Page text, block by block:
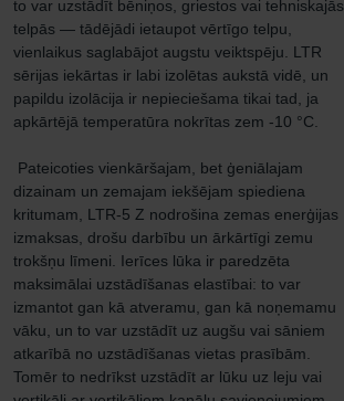
to var uzstādīt bēniņos, griestos vai tehniskajās
telpās — tādējādi ietaupot vērtīgo telpu,
vienlaikus saglabājot augstu veiktspēju. LTR
sērijas iekārtas ir labi izolētas aukstā vidē, un
papildu izolācija ir nepieciešama tikai tad, ja
apkārtējā temperatūra nokrītas zem -10 °C.
dizainam un zemajam iekšējam spiediena
kritumam, LTR-5 Z nodrošina zemas enerģijas
izmaksas, drošu darbību un ārkārtīgi zemu
trokšņu līmeni. Ierīces lūka ir paredzēta
maksimālai uzstādīšanas elastībai: to var
izmantot gan kā atveramu, gan kā noņemamu
vāku, un to var uzstādīt uz augšu vai sāniem
atkarībā no uzstādīšanas vietas prasībām.
Tomēr to nedrīkst uzstādīt ar lūku uz leju vai